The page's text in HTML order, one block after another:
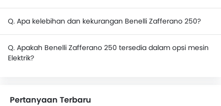
Q. Apa kelebihan dan kekurangan Benelli Zafferano 250?
Q. Apakah Benelli Zafferano 250 tersedia dalam opsi mesin
Elektrik?
Pertanyaan Terbaru